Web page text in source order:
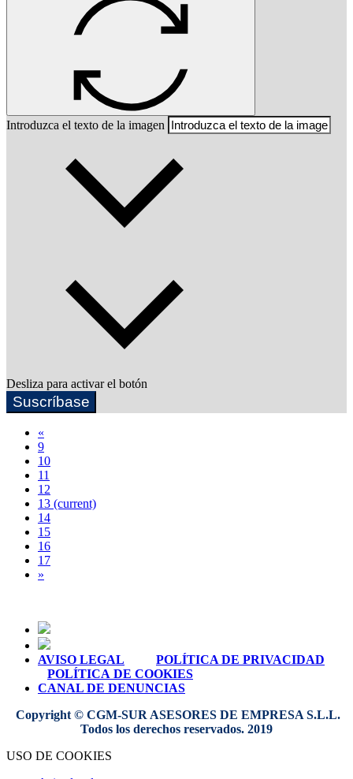
Introduzca el texto de la imagen
Desliza para activar el botón
Suscríbase
«
9
10
11
12
13 (current)
14
15
16
17
»
AVISO LEGAL
POLÍTICA DE PRIVACIDAD
POLÍTICA DE COOKIES
CANAL DE DENUNCIAS
Copyright © CGM-SUR ASESORES DE EMPRESA S.L.L.
Todos los derechos reservados. 2019
USO DE COOKIES